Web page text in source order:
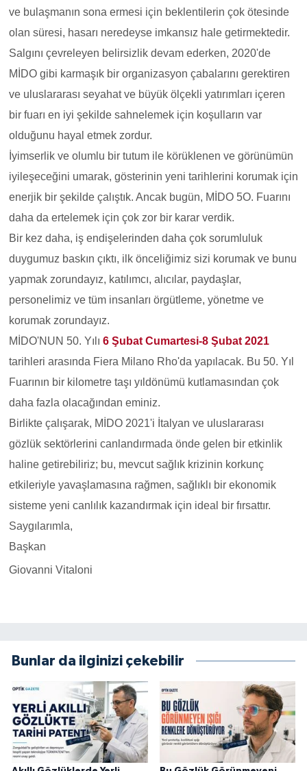
ve bulaşmanın sona ermesi için beklentilerin çok ötesinde
olan süresi, hasarı neredeyse imkansız hale getirmektedir.
Salgını çevreleyen belirsizlik devam ederken, 2020'de
MİDO gibi karmaşık bir organizasyon çabalarını gerektiren
ve uluslararası seyahat ve büyük ölçekli yatırımları içeren
bir fuarı en iyi şekilde sahnelemek için koşulların var
olduğunu hayal etmek zordur.
İyimserlik ve olumlu bir tutum ile körüklenen ve görünümün
iyileşeceğini umarak, gösterinin yeni tarihlerini korumak için
enerjik bir şekilde çalıştık. Ancak bugün, MİDO 5O. Fuarını
daha da ertelemek için çok zor bir karar verdik.
Bir kez daha, iş endişelerinden daha çok sorumluluk
duygumuz baskın çıktı, ilk önceliğimiz sizi korumak ve bunu
yapmak zorundayız, katılımcı, alıcılar, paydaşlar,
personelimiz ve tüm insanları örgütleme, yönetme ve
korumak zorundayız.
MİDO'NUN 50. Yılı 6 Şubat Cumartesi-8 Şubat 2021
tarihleri arasında Fiera Milano Rho'da yapılacak. Bu 50. Yıl
Fuarının bir kilometre taşı yıldönümü kutlamasından çok
daha fazla olacağından eminiz.
Birlikte çalışarak, MİDO 2021'i İtalyan ve uluslararası
gözlük sektörlerini canlandırmada önde gelen bir etkinlik
haline getirebiliriz; bu, mevcut sağlık krizinin korkunç
etkileriyle yavaşlamasına rağmen, sağlıklı bir ekonomik
sisteme yeni canlılık kazandırmak için ideal bir fırsattır.
Saygılarımla,
Başkan
Giovanni Vitaloni
Bunlar da ilginizi çekebilir